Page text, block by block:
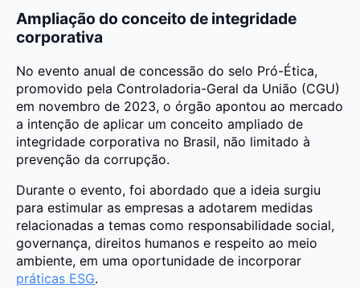
Ampliação do conceito de integridade
corporativa
No evento anual de concessão do selo Pró-Ética,
promovido pela Controladoria-Geral da União (CGU)
em novembro de 2023, o órgão apontou ao mercado
a intenção de aplicar um conceito ampliado de
integridade corporativa no Brasil, não limitado à
prevenção da corrupção.
Durante o evento, foi abordado que a ideia surgiu
para estimular as empresas a adotarem medidas
relacionadas a temas como responsabilidade social,
governança, direitos humanos e respeito ao meio
ambiente, em uma oportunidade de incorporar
práticas ESG.